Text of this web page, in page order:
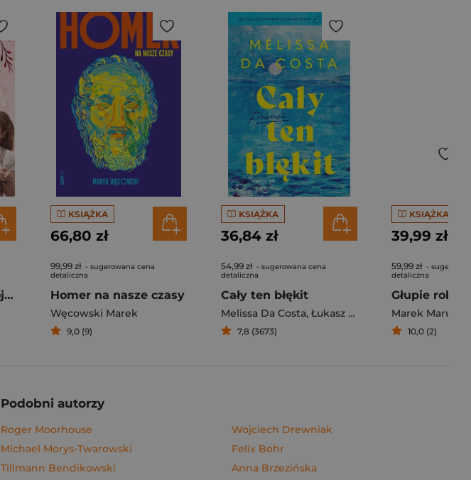
Pierogi z kimchi. Moje ulubione azjatyckie przepisy - książka z autografem
KSIĄŻKA
66,80 zł
99,99 zł - sugerowana cena
detaliczna
Homer na nasze czasy
Węcowski Marek
9,0 (9)
KSIĄŻKA
36,84 zł
54,99 zł - sugerowana cena
detaliczna
Cały ten błękit
Melissa Da Costa, Łukasz Müller
7,8 (3673)
KSIĄŻKA
39,99 zł
59,99 zł -
detaliczna
Marek
10,0 (2)
Podobni autorzy
Roger Moorhouse
Michael Morys-Twarowski
Tillmann Bendikowski
Wojciech Drewniak
Felix Bohr
Anna Brzezińska